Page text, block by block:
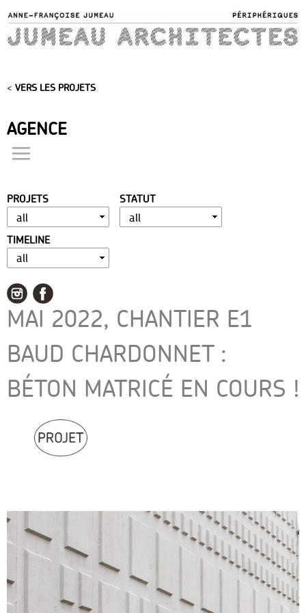
main
content
< VERS LES PROJETS
AGENCE
présentation
distinctions
publications
portfolio
contact
PROJETS STATUT
TIMELINE
MAI 2022, CHANTIER E1
BAUD CHARDONNET :
BÉTON MATRICÉ EN COURS !